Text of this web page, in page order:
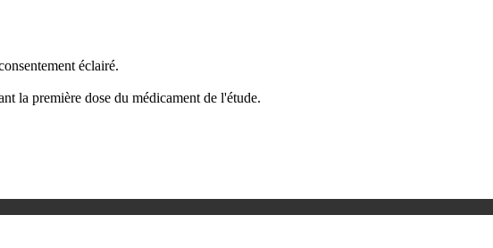
éclairé.
la première dose du médicament de l'étude.